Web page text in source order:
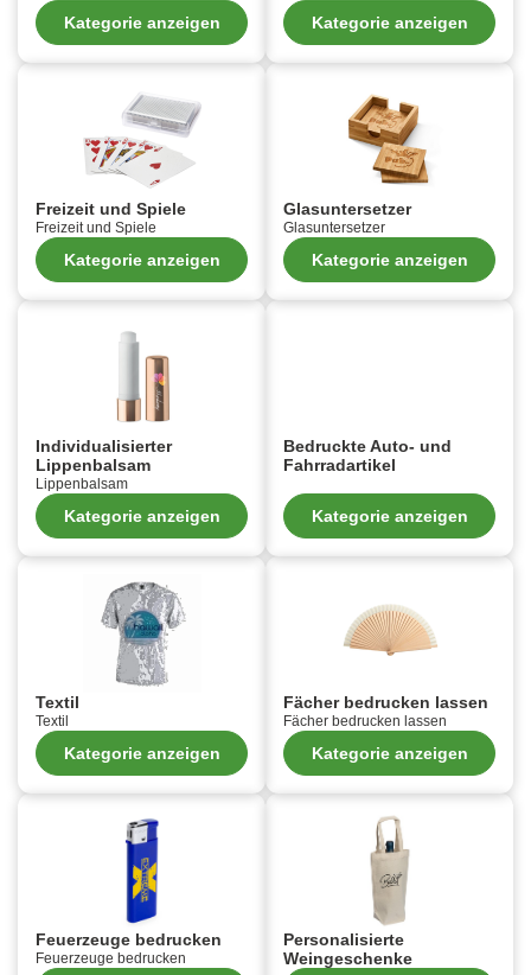
Kategorie anzeigen Kategorie anzeigen
Freizeit und Spiele
Freizeit und Spiele
Kategorie anzeigen
Glasuntersetzer
Glasuntersetzer
Kategorie anzeigen
Individualisierter
Lippenbalsam
Lippenbalsam
Kategorie anzeigen
Bedruckte Auto- und
Fahrradartikel
Kategorie anzeigen
Textil
Textil
Kategorie anzeigen
Fächer bedrucken lassen
Fächer bedrucken lassen
Kategorie anzeigen
Feuerzeuge bedrucken
Feuerzeuge bedrucken
Personalisierte
Weingeschenke